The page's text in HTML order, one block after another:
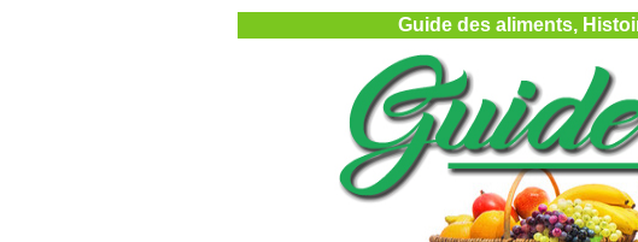
Guide des aliments,